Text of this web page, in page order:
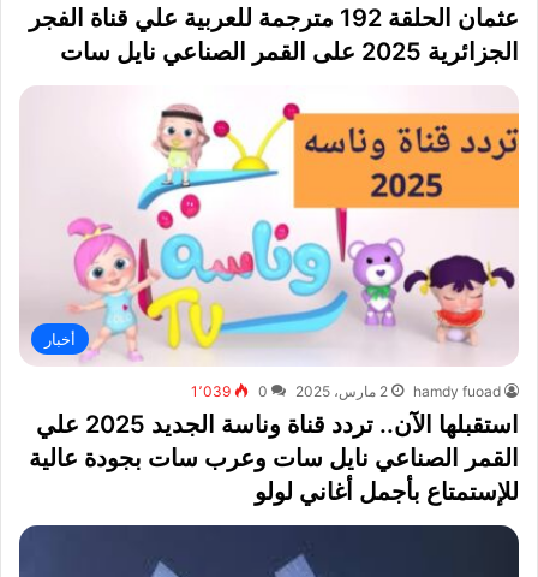
عثمان الحلقة 192 مترجمة للعربية علي قناة الفجر
الجزائرية 2025 على القمر الصناعي نايل سات
أخبار
hamdy fuoad 2 مارس، 2025 0 1٬039
استقبلها الآن.. تردد قناة وناسة الجديد 2025 علي
القمر الصناعي نايل سات وعرب سات بجودة عالية
للإستمتاع بأجمل أغاني لولو